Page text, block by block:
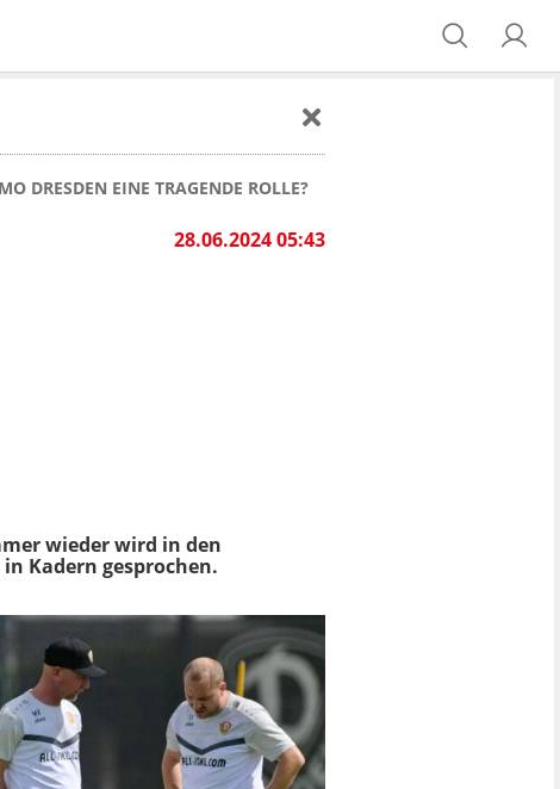
DRESDEN EINE TRAGENDE ROLLE?
28.06.2024 05:43
wieder wird in den
Kadern gesprochen.